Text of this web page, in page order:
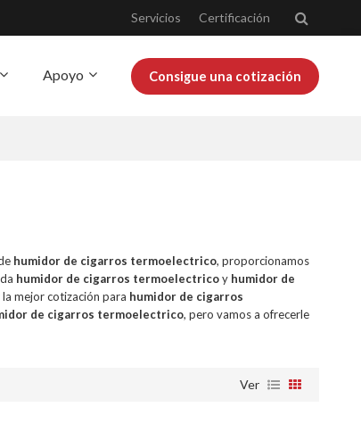
Servicios Certificación
Apoyo Consigue una cotización
humidor de cigarros termoelectrico, proporcionamos
humidor de cigarros termoelectricoy humidor de
mejor cotización para humidor de cigarros
de cigarros termoelectrico, pero vamos a ofrecerle
Ver